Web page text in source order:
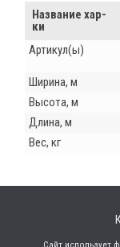
Название хар-
ки
Артикул(ы)
Ширина, м
Высота, м
Длина, м
Вес, кг
Сайт использует